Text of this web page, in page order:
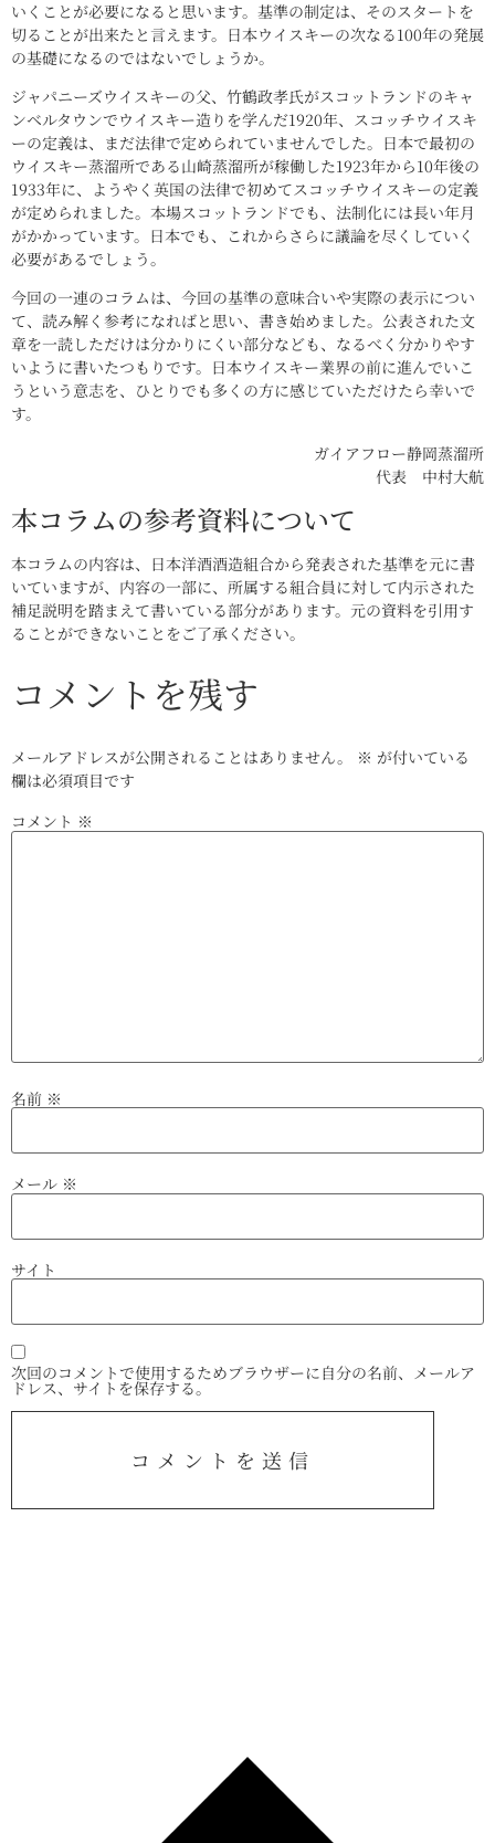
いくことが必要になると思います。基準の制定は、そのスタートを
切ることが出来たと言えます。日本ウイスキーの次なる100年の発展
の基礎になるのではないでしょうか。
ジャパニーズウイスキーの父、竹鶴政孝氏がスコットランドのキャ
ンベルタウンでウイスキー造りを学んだ1920年、スコッチウイスキ
ーの定義は、まだ法律で定められていませんでした。日本で最初の
ウイスキー蒸溜所である山崎蒸溜所が稼働した1923年から10年後の
1933年に、ようやく英国の法律で初めてスコッチウイスキーの定義
が定められました。本場スコットランドでも、法制化には長い年月
がかかっています。日本でも、これからさらに議論を尽くしていく
必要があるでしょう。
今回の一連のコラムは、今回の基準の意味合いや実際の表示につい
て、読み解く参考になればと思い、書き始めました。公表された文
章を一読しただけは分かりにくい部分なども、なるべく分かりやす
いように書いたつもりです。日本ウイスキー業界の前に進んでいこ
うという意志を、ひとりでも多くの方に感じていただけたら幸いで
す。
ガイアフロー静岡蒸溜所
代表 中村大航
本コラムの参考資料について
本コラムの内容は、日本洋酒酒造組合から発表された基準を元に書
いていますが、内容の一部に、所属する組合員に対して内示された
補足説明を踏まえて書いている部分があります。元の資料を引用す
ることができないことをご了承ください。
コメントを残す
メールアドレスが公開されることはありません。 ※ が付いている
欄は必須項目です
コメント ※
名前 ※
メール ※
サイト
次回のコメントで使用するためブラウザーに自分の名前、メールア
ドレス、サイトを保存する。